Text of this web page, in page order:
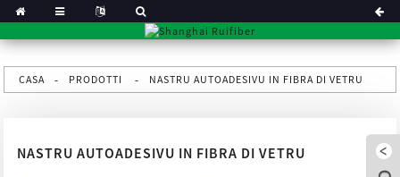
CASA PRODOTTI NASTRU AUTOADESIVU IN FIBRA DI VETRU
NASTRU AUTOADESIVU IN FIBRA DI VETRU